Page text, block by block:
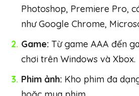
Photoshop, Premiere Pro,
như Google Chrome,
Game: Từ game AAA đến
chơi trên Windows và Xbox.
Phim ảnh: Kho phim đa